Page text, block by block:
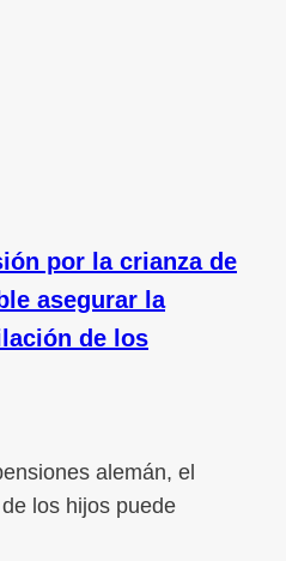
por la crianza de
asegurar la
de los
alemán, el
los hijos puede